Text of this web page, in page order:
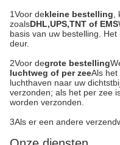
1Voor dekleine bestelling
zoalsDHL,UPS,TNT of EMS
basis van uw bestelling.
deur.
2Voor degrote bestelling
luchtweg of per zeeAls het
luchthaven naar uw
verzonden; als het per zee
worden verzonden.
3Als er een andere